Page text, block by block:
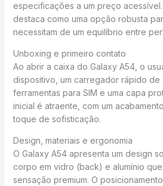
especificações a um preço
destaca como uma opção robusta
necessitam de um equilíbrio entre
Unboxing e primeiro contato
Ao abrir a caixa do Galaxy A54, o
dispositivo, um carregador rápido de
ferramentas para SIM e uma capa
inicial é atraente, com um
toque de sofisticação.
Design, materiais e ergonomia
O Galaxy A54 apresenta um design
corpo em vidro (back) e alumínio
sensação premium. O